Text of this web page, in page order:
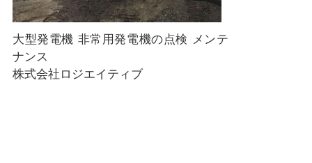
大型発電機 非常用発電機の点検 メンテ
ナンス
株式会社ロジエイティブ